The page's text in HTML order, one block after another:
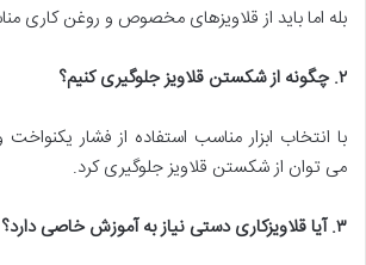
بله اما باید از قلاویزهای مخصوص و روغن کاری
۲.چگونه از شکستن قلاویز جلوگیری کنیم؟
با انتخاب ابزار مناسب استفاده از فشار
می توان از شکستن قلاویز جلوگیری کرد.
۳.آیا قلاویزکاری دستی نیاز به آموزش خاصی دارد؟